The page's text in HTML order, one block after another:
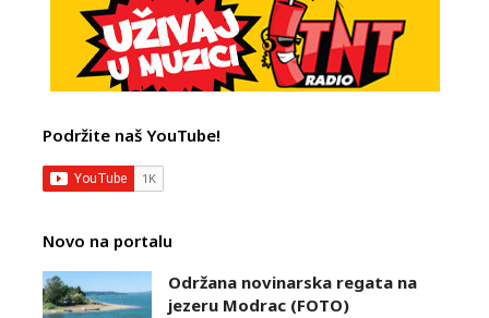
Podržite naš YouTube!
Novo na portalu
Održana novinarska regata na
jezeru Modrac (FOTO)